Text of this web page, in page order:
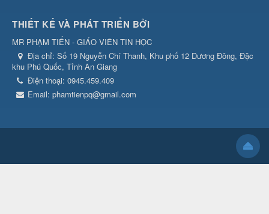
THIẾT KẾ VÀ PHÁT TRIỂN BỞI
MR PHẠM TIẾN - GIÁO VIÊN TIN HỌC
Địa chỉ: Số 19 Nguyễn Chí Thanh, Khu phố 12 Dương Đông, Đặc
khu Phú Quốc, Tỉnh An Giang
Điện thoại: 0945.459.409
Email: phamtienpq@gmail.com